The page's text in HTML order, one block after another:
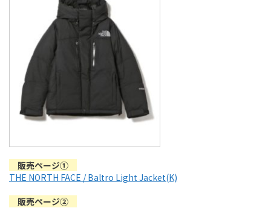
販売ページ①
THE NORTH FACE / Baltro Light Jacket(K)
販売ページ②